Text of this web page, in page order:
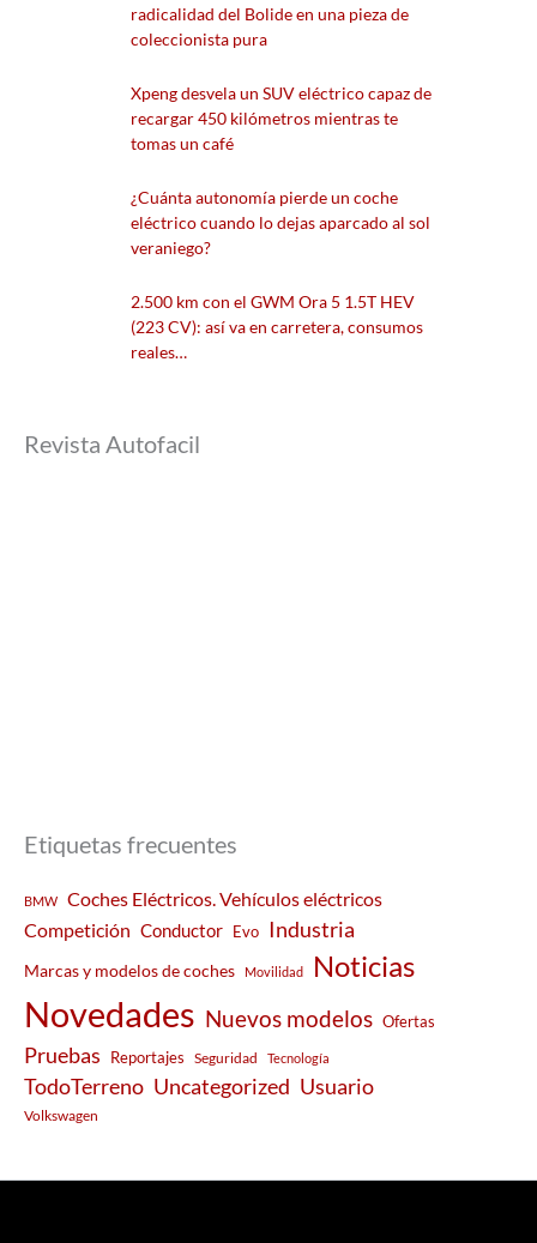
radicalidad del Bolide en una pieza de
coleccionista pura
Xpeng desvela un SUV eléctrico capaz de
recargar 450 kilómetros mientras te
tomas un café
¿Cuánta autonomía pierde un coche
eléctrico cuando lo dejas aparcado al sol
veraniego?
2.500 km con el GWM Ora 5 1.5T HEV
(223 CV): así va en carretera, consumos
reales…
Revista Autofacil
Etiquetas frecuentes
BMW
Coches Eléctricos. Vehículos eléctricos
Competición Conductor Evo Industria
Marcas y modelos de coches Movilidad Noticias
Novedades Nuevos modelos Ofertas
Pruebas Reportajes Seguridad Tecnología
TodoTerreno Uncategorized Usuario
Volkswagen